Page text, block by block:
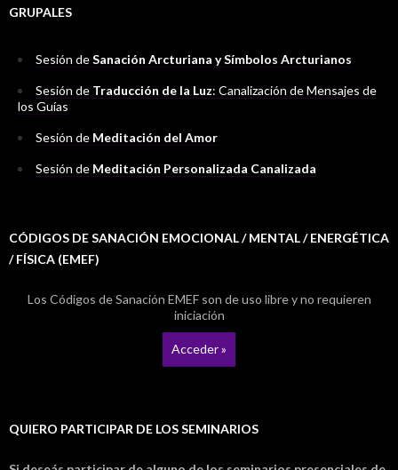
GRUPALES
Sesión deSanación Arcturiana y Símbolos Arcturianos
Sesión de Traducción de la Luz: Canalización de Mensajes de
los Guías
Sesión de Meditación del Amor
Sesión de Meditación Personalizada Canalizada
CÓDIGOS DE SANACIÓN EMOCIONAL / MENTAL / ENERGÉTICA
/ FÍSICA (EMEF)
Los Códigos de Sanación EMEF son de uso libre y no requieren
iniciación
Acceder »
QUIERO PARTICIPAR DE LOS SEMINARIOS